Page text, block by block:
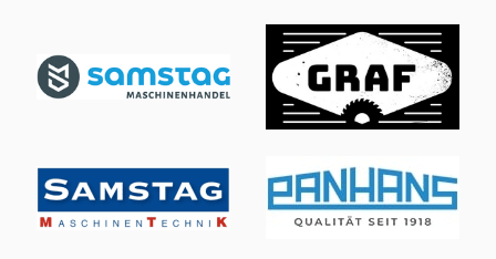
Geschwindigkeitsregler mit Display Transversales
Schleifband Größe mm 1350 x 150 Chevron-Band Größe
mm 5510 x 140 Bandgebläse
Bandvorschubgeschwindigkeit mt/min 5/25 Djdpfx Afoh T
Dzqjwokr Feststehender Tisch und beweglicher Kopf für
Plattenreinigung Vakuumtisch Bandreinigungsbürste
Einlaufrollenbahn Installierte Leistung Kw 32 Druckluft 7
Atm Ansaugstutzen: Nr. 2 Durchmesser mm 200 - Nr. 2